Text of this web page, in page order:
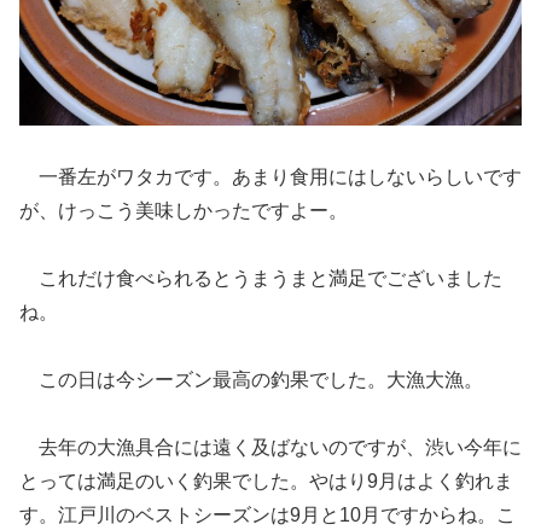
一番左がワタカです。あまり食用にはしないらしいです
が、けっこう美味しかったですよー。
これだけ食べられるとうまうまと満足でございました
ね。
この日は今シーズン最高の釣果でした。大漁大漁。
去年の大漁具合には遠く及ばないのですが、渋い今年に
とっては満足のいく釣果でした。やはり9月はよく釣れま
す。江戸川のベストシーズンは9月と10月ですからね。こ